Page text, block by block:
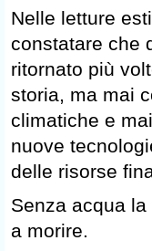
Nelle letture
constatare che
ritornato più
storia, ma mai
climatiche e
nuove
delle risorse
Senza acqua
a morire.